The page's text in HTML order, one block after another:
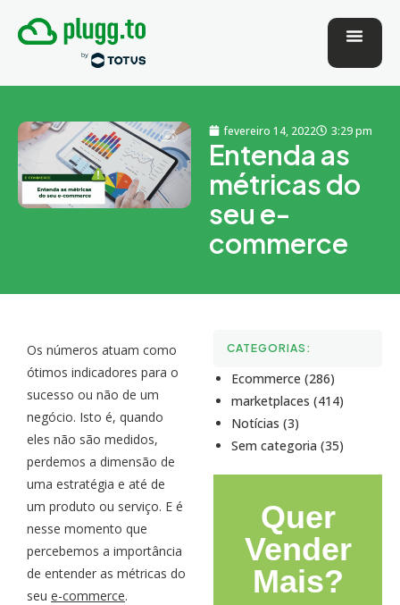
fevereiro 14, 2022 3:29 pm
Entenda as
métricas do
seu e-
commerce
Os números atuam como
ótimos indicadores para o
sucesso ou não de um
negócio. Isto é, quando
eles não são medidos,
perdemos a dimensão de
uma estratégia e até de
um produto ou serviço. E é
nesse momento que
percebemos a importância
de entender as métricas do
seu e-commerce.
CATEGORIAS:
Ecommerce (286)
marketplaces (414)
Notícias (3)
Sem categoria (35)
Quer
Vender
Mais?